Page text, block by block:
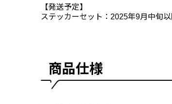
【発送予定】
ステッカーセット：2025年9月中旬
商品仕様